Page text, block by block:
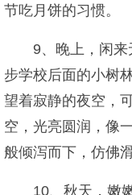
节吃月饼的习惯。
9、晚上，闲
步学校后面的小树
望着寂静的夜空，
空，光亮圆润，像
般倾泻而下，仿佛
10、秋天，嫩